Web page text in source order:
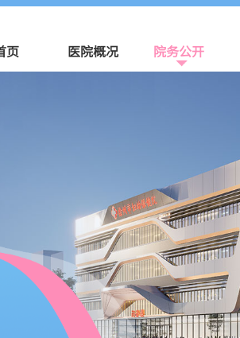
页 医院概况 院务公开